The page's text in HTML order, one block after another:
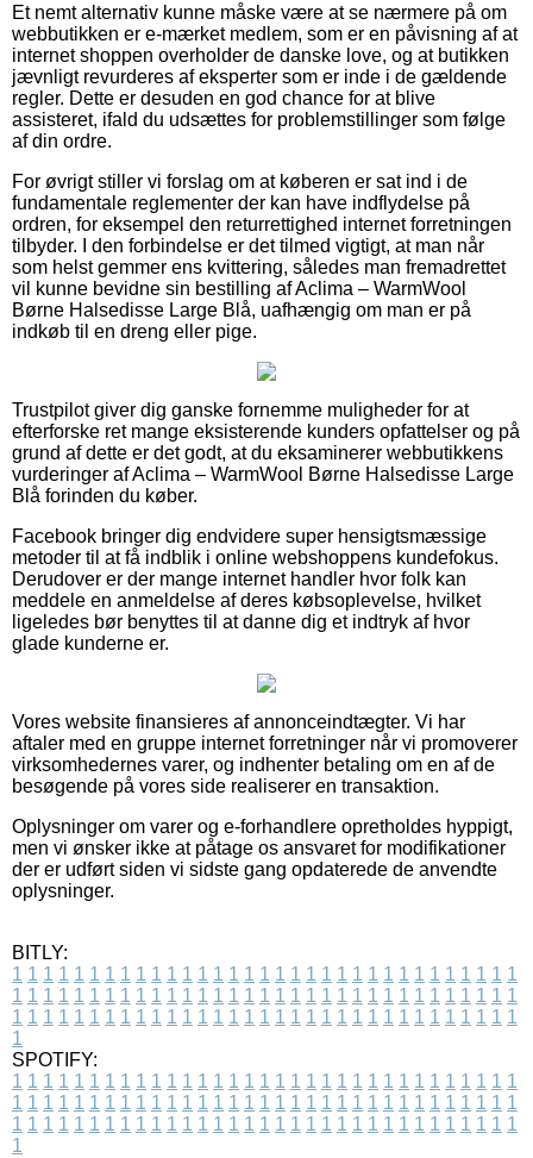
Et nemt alternativ kunne måske være at se nærmere på om
webbutikken er e-mærket medlem, som er en påvisning af at
internet shoppen overholder de danske love, og at butikken
jævnligt revurderes af eksperter som er inde i de gældende
regler. Dette er desuden en god chance for at blive
assisteret, ifald du udsættes for problemstillinger som følge
af din ordre.
For øvrigt stiller vi forslag om at køberen er sat ind i de
fundamentale reglementer der kan have indflydelse på
ordren, for eksempel den returrettighed internet forretningen
tilbyder. I den forbindelse er det tilmed vigtigt, at man når
som helst gemmer ens kvittering, således man fremadrettet
vil kunne bevidne sin bestilling af Aclima – WarmWool
Børne Halsedisse Large Blå, uafhængig om man er på
indkøb til en dreng eller pige.
Trustpilot giver dig ganske fornemme muligheder for at
efterforske ret mange eksisterende kunders opfattelser og på
grund af dette er det godt, at du eksaminerer webbutikkens
vurderinger af Aclima – WarmWool Børne Halsedisse Large
Blå forinden du køber.
Facebook bringer dig endvidere super hensigtsmæssige
metoder til at få indblik i online webshoppens kundefokus.
Derudover er der mange internet handler hvor folk kan
meddele en anmeldelse af deres købsoplevelse, hvilket
ligeledes bør benyttes til at danne dig et indtryk af hvor
glade kunderne er.
Vores website finansieres af annonceindtægter. Vi har
aftaler med en gruppe internet forretninger når vi promoverer
virksomhedernes varer, og indhenter betaling om en af de
besøgende på vores side realiserer en transaktion.
Oplysninger om varer og e-forhandlere opretholdes hyppigt,
men vi ønsker ikke at påtage os ansvaret for modifikationer
der er udført siden vi sidste gang opdaterede de anvendte
oplysninger.
BITLY:
1 1 1 1 1 1 1 1 1 1 1 1 1 1 1 1 1 1 1 1 1 1 1 1 1 1 1 1 1 1 1 1 1
1 1 1 1 1 1 1 1 1 1 1 1 1 1 1 1 1 1 1 1 1 1 1 1 1 1 1 1 1 1 1 1 1
1 1 1 1 1 1 1 1 1 1 1 1 1 1 1 1 1 1 1 1 1 1 1 1 1 1 1 1 1 1 1 1 1
1
SPOTIFY:
1 1 1 1 1 1 1 1 1 1 1 1 1 1 1 1 1 1 1 1 1 1 1 1 1 1 1 1 1 1 1 1 1
1 1 1 1 1 1 1 1 1 1 1 1 1 1 1 1 1 1 1 1 1 1 1 1 1 1 1 1 1 1 1 1 1
1 1 1 1 1 1 1 1 1 1 1 1 1 1 1 1 1 1 1 1 1 1 1 1 1 1 1 1 1 1 1 1 1
1